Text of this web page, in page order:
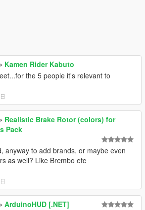
Kamen Rider Kabuto
the 5 people it's relevant to
Realistic Brake Rotor (colors) for
Pack
anyway to add brands, or maybe even
as well? Like Brembo etc
ArduinoHUD [.NET]